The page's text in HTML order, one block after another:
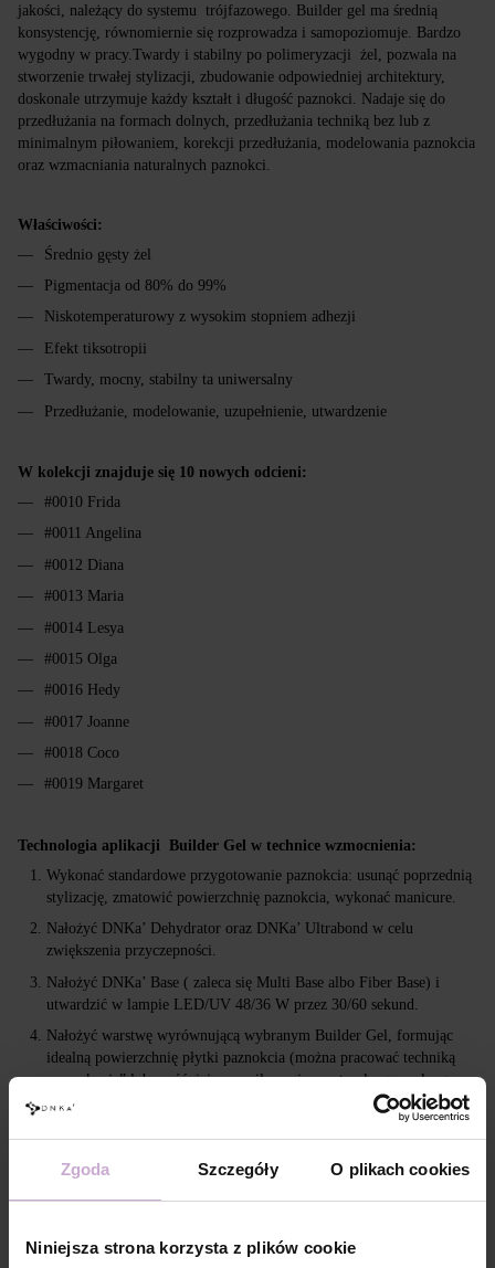
Zgoda Szczegóły O plikach cookies
Niniejsza strona korzysta z plików cookie
jakości, należący do systemu trójfazowego. Builder gel ma średnią
konsystencję, równomiernie się rozprowadza i samopoziomuje. Bardzo
wygodny w pracy.Twardy i stabilny po polimeryzacji żel, pozwala na
stworzenie trwałej stylizacji, zbudowanie odpowiedniej architektury,
doskonale utrzymuje każdy kształt i długość paznokci. Nadaje się do
przedłużania na formach dolnych, przedłużania techniką bez lub z
minimalnym piłowaniem, korekcji przedłużania, modelowania paznokcia
oraz wzmacniania naturalnych paznokci.
Właściwości:
Średnio gęsty żel
Pigmentacja od 80% do 99%
Niskotemperaturowy z wysokim stopniem adhezji
Efekt tiksotropii
Twardy, mocny, stabilny ta uniwersalny
Przedłużanie, modelowanie, uzupełnienie, utwardzenie
W kolekcji znajduje się 10 nowych odcieni:
#0010 Frida
#0011 Angelina
#0012 Diana
#0013 Maria
#0014 Lesya
#0015 Olga
#0016 Hedy
#0017 Joanne
#0018 Coco
#0019 Margaret
Technologia aplikacji Builder Gel w technice wzmocnienia:
Wykonać standardowe przygotowanie paznokcia: usunąć poprzednią
stylizację, zmatowić powierzchnię paznokcia, wykonać manicure.
Nałożyć DNKa’ Dehydrator oraz DNKa’ Ultrabond w celu
zwiększenia przyczepności.
Nałożyć DNKa’ Base ( zaleca się Multi Base albo Fiber Base) i
utwardzić w lampie LED/UV 48/36 W przez 30/60 sekund.
Nałożyć warstwę wyrównującą wybranym Builder Gel, formując
idealną powierzchnię płytki paznokcia (można pracować techniką
„zamykania” lub z późniejszym piłowaniem naturalnego wolnego
brzegu) i utwardzić w lampie LED/UV 48/36 W przez 120/240
Cleanser 3 in 1.
Usuniesz żel poprzez spiłowanie.